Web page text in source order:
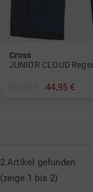
Cross
JUNIOR CLOUD
44,95 €
2 Artikel gefunden
(zeige 1 bis 2)